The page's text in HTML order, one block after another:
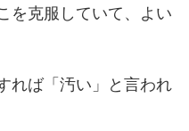
を克服していて、よい
れば「汚い」と言われ